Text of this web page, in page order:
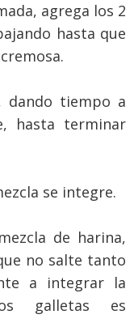
agrega los 2
hasta que
dando tiempo a
hasta terminar
se integre.
de harina,
no salte tanto
a integrar la
galletas es